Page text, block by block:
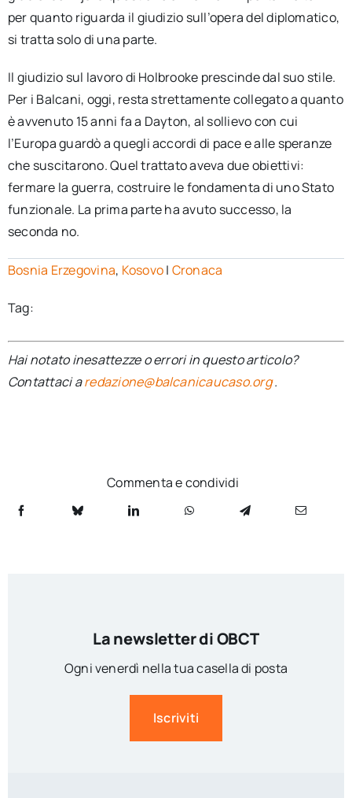
per quanto riguarda il giudizio sull’opera del diplomatico,
si tratta solo di una parte.
Il giudizio sul lavoro di Holbrooke prescinde dal suo stile.
Per i Balcani, oggi, resta strettamente collegato a quanto
è avvenuto 15 anni fa a Dayton, al sollievo con cui
l’Europa guardò a quegli accordi di pace e alle speranze
che suscitarono. Quel trattato aveva due obiettivi:
fermare la guerra, costruire le fondamenta di uno Stato
funzionale. La prima parte ha avuto successo, la
seconda no.
Bosnia Erzegovina, Kosovo| Cronaca
Tag:
Hai notato inesattezze o errori in questo articolo?
Contattaci aredazione@balcanicaucaso.org.
Commenta e condividi
La newsletter di OBCT
Ogni venerdì nella tua casella di posta
Iscriviti